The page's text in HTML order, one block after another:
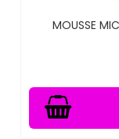
MOUSSE